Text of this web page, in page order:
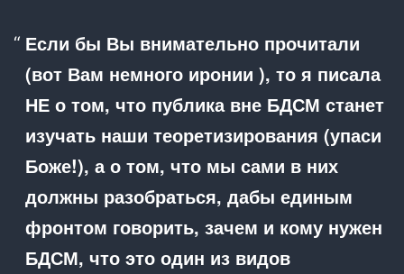
Если бы Вы внимательно прочитали
(вот Вам немного иронии ), то я писала
НЕ о том, что публика вне БДСМ станет
изучать наши теоретизирования (упаси
Боже!), а о том, что мы сами в них
должны разобраться, дабы единым
фронтом говорить, зачем и кому нужен
БДСМ, что это один из видов